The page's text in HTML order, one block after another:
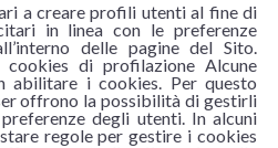
a creare profili utenti al fine di
in linea con le preferenze
delle pagine del Sito.
cookies di profilazione Alcune
abilitare i cookies. Per questo
offrono la possibilità di gestirli
degli utenti. In alcuni
regole per gestire i cookies